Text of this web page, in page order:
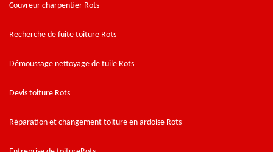
Couvreur charpentier Rots
Recherche de fuite toiture Rots
Démoussage nettoyage de tuile Rots
Devis toiture Rots
Réparation et changement toiture en ardoise Rots